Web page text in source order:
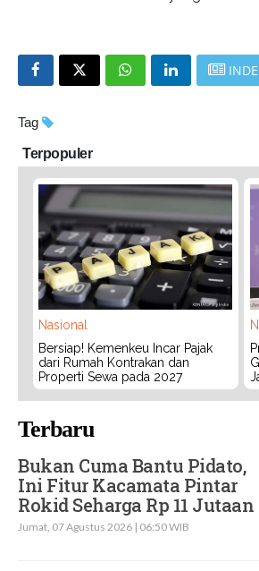
Tag
Terpopuler
Nasional
Bersiap! Kemenkeu Incar Pajak
dari Rumah Kontrakan dan
Properti Sewa pada 2027
Terbaru
Bukan Cuma Bantu Pidato,
Ini Fitur Kacamata Pintar
Rokid Seharga Rp 11 Jutaan
Jumat, 07 Agustus 2026 | 06:50 WIB